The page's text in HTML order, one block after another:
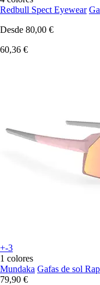
Redbull Spect Eyewear
Desde 80,00 €
60,36 €
+-3
1 colores
Mundaka Gafas de sol
79,90 €